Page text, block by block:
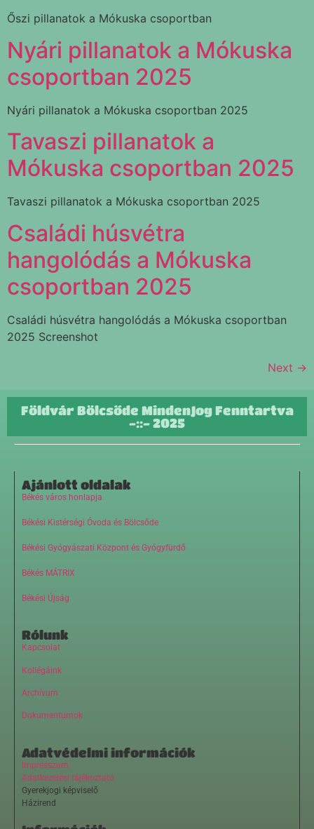
Őszi pillanatok a Mókuska csoportban
Nyári pillanatok a Mókuska
csoportban 2025
Nyári pillanatok a Mókuska csoportban 2025
Tavaszi pillanatok a
Mókuska csoportban 2025
Tavaszi pillanatok a Mókuska csoportban 2025
Családi húsvétra
hangolódás a Mókuska
csoportban 2025
Családi húsvétra hangolódás a Mókuska csoportban
2025 Screenshot
Next →
Földvár Bölcsőde MindenJog Fenntartva
-::- 2025
Ajánlott oldalak
Békés város honlapja
Békési Kistérségi Óvoda és Bölcsőde
Békési Gyógyászati Központ és Gyógyfürdő
Békés MÁTRIX
Békési Újság
Rólunk
Kapcsolat
Kollégáink
Archívum
Dokumentumok
Adatvédelmi információk
Impresszum
Adatkezelési tájékoztató
Gyerekjogi képviselő
Házirend